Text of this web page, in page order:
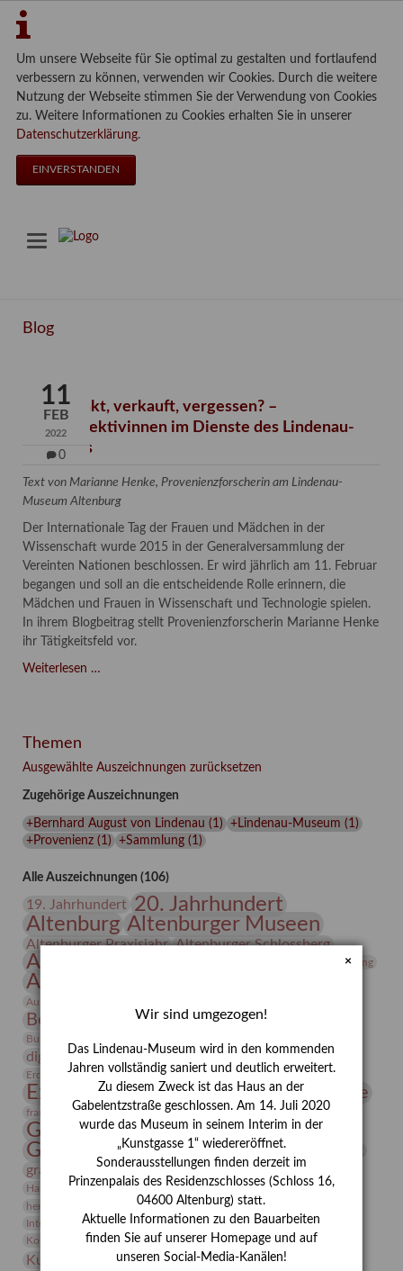
Um unsere Webseite für Sie optimal zu gestalten und fortlaufend
verbessern zu können, verwenden wir Cookies. Durch die weitere
Nutzung der Webseite stimmen Sie der Verwendung von Cookies
zu. Weitere Informationen zu Cookies erhalten Sie in unserer
Datenschutzerklärung.
EINVERSTANDEN
Blog
11
FEB
2022
0
Verschenkt, verkauft, vergessen? –
Kunstdetektivinnen im Dienste des Lindenau-
Museums
Text von Marianne Henke, Provenienzforscherin am Lindenau-
Museum Altenburg
Der Internationale Tag der Frauen und Mädchen in der
Wissenschaft wurde 2015 in der Generalversammlung der
Vereinten Nationen beschlossen. Er wird jährlich am 11. Februar
begangen und soll an die entscheidende Rolle erinnern, die
Mädchen und Frauen in Wissenschaft und Technologie spielen.
In ihrem Blogbeitrag stellt Provenienzforscherin Marianne Henke
ihr Tätigkeitsfeld vor.
Weiterlesen …
im
des
Lindenau-
Museums
Themen
Ausgewählte Auszeichnungen zurücksetzen
Zugehörige Auszeichnungen
+Bernhard August von Lindenau (1 ) +Lindenau-Museum (1 )
+Provenienz(1 ) +Sammlung(1 )
Alle Auszeichnungen (106)
19. Jahrhundert 20. Jahrhundert
Altenburg Altenburger Museen
Altenburger Praxisjahr Altenburger Schlossberg
Antike Asta Gröting
Ausstellung
Ausstellung „Vier Winde“
Bernhard August von Lindenau
Burg Posterstein
digitallabor Entartete Kunst
Enteignung
Erdmann Julius Dietrich
Erlebnisportal estrusker Exlibris
Expressionismus Festrede Florenz Fotografie
frauen Frauen in der Antike und heute
Gerhard-Altenbourg-Preis
Gerhard Altenbourg
Gerhard Kurt Müller
grafische sammlung griechische Mythologie
Hanns-Conon von der Gabelentz Heinrich Kirchhoff Heldinnen
herman de vries Humboldt
Insekten
Integriertes Schädlingsmanagement
Italien Jahresempfang
Jubiläum
Kolosseum
Kooperationsausstellung Korkmodelle Kunst
Kunstmuseum Kunstvermittlung Kunst von Kühl
×
Wir sind umgezogen!
Das Lindenau-Museum wird in den kommenden
Jahren vollständig saniert und deutlich erweitert.
Zu diesem Zweck ist das Haus an der
Gabelentzstraße geschlossen. Am 14. Juli 2020
wurde das Museum in seinem Interim in der
„Kunstgasse 1“ wiedereröffnet.
Sonderausstellungen finden derzeit im
Prinzenpalais des Residenzschlosses (Schloss 16,
04600 Altenburg) statt.
Aktuelle Informationen zu den Bauarbeiten
finden Sie auf unserer Homepage und auf
unseren Social-Media-Kanälen!